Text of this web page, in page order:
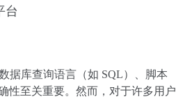
台
据库查询语言（如 SQL）、脚本
性至关重要。然而，对于许多用户